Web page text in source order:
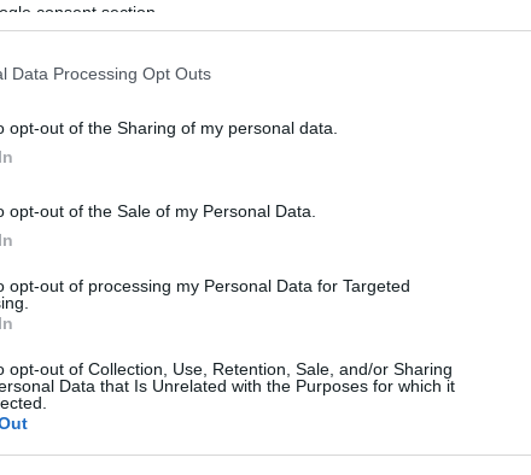
consent section.
Data Processing Opt Outs
opt-out of the Sharing of my personal data.
opt-out of the Sale of my Personal Data.
opt-out of processing my Personal Data for Targeted
opt-out of Collection, Use, Retention, Sale, and/or Sharing
Data that Is Unrelated with the Purposes for which it